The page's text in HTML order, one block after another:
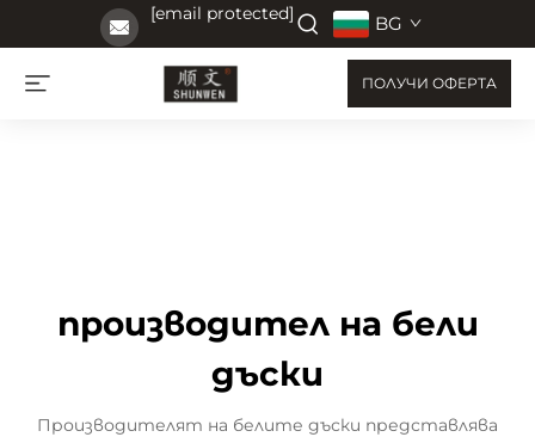
[email protected] BG
ПОЛУЧИ ОФЕРТА
производител на бели
дъски
Производителят на белите дъски представлява